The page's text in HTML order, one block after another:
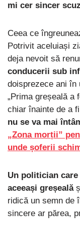
mi cer sincer
Ceea ce
Potrivit aceluiași
deja nevoit să
conducerii sub
doisprezece ani în
„Prima greșeală a
chiar înainte de a
nu se va mai
„Zona morții”
unde șoferii
Un politician
aceeași greșeală
ridică un semn de
sincere ar părea,